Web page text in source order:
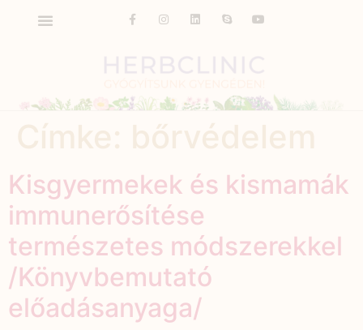
Kisgyermekek és kismamák
immunerősítése
természetes módszerekkel
/Könyvbemutató
előadásanyaga/